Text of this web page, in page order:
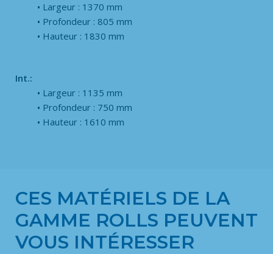
Largeur : 1370 mm
Profondeur : 805 mm
Hauteur : 1830 mm
Int.:
Largeur : 1135 mm
Profondeur : 750 mm
Hauteur : 1610 mm
CES MATÉRIELS DE LA
GAMME ROLLS PEUVENT
VOUS INTÉRESSER